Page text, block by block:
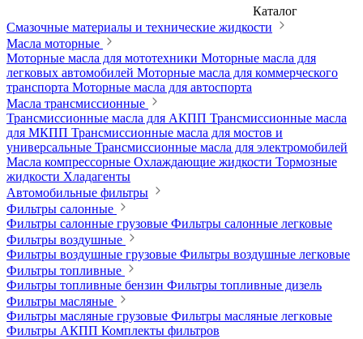
Каталог
Смазочные материалы и технические жидкости
Масла моторные
Моторные масла для мототехники Моторные масла для
легковых автомобилей Моторные масла для коммерческого
транспорта Моторные масла для автоспорта
Масла трансмиссионные
Трансмиссионные масла для АКПП Трансмиссионные масла
для МКПП Трансмиссионные масла для мостов и
универсальные Трансмиссионные масла для электромобилей
Масла компрессорные Охлаждающие жидкости Тормозные
жидкости Хладагенты
Автомобильные фильтры
Фильтры салонные
Фильтры салонные грузовые Фильтры салонные легковые
Фильтры воздушные
Фильтры воздушные грузовые Фильтры воздушные легковые
Фильтры топливные
Фильтры топливные бензин Фильтры топливные дизель
Фильтры масляные
Фильтры масляные грузовые Фильтры масляные легковые
Фильтры АКПП Комплекты фильтров